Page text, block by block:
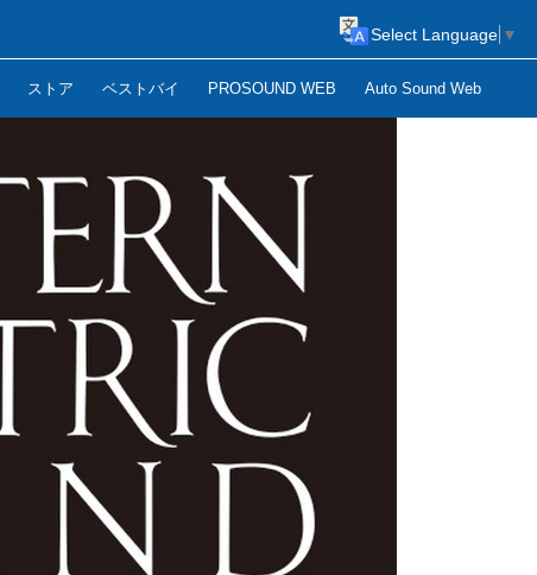
ストア ベストバイ PROSOUND WEB Auto Sound Web
Select Language ▼